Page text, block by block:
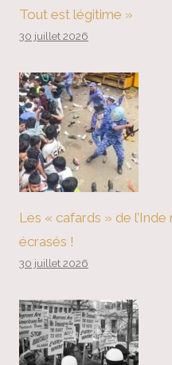
Tout est légitime »
30 juillet 2026
Les « cafards » de
écrasés !
30 juillet 2026